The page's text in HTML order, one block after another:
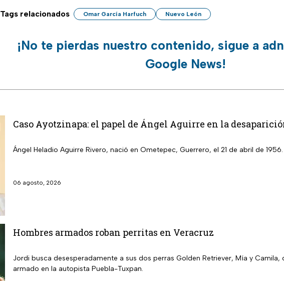
Tags relacionados Omar García Harfuch Nuevo León
¡No te pierdas nuestro contenido, sigue a
Google News!
Caso Ayotzinapa: el papel de Ángel Aguirre en la
Ángel Heladio Aguirre Rivero, nació en Ometepec, Guerrero, el 21 de abril de
06 agosto, 2026
Hombres armados roban perritas en Veracruz
Jordi busca desesperadamente a sus dos perras Golden Retriever, Mía y
armado en la autopista Puebla-Tuxpan.